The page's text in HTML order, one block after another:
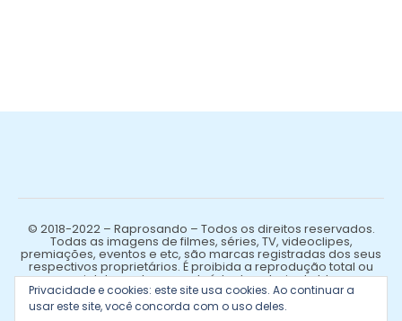
© 2018-2022 – Raprosando – Todos os direitos reservados.
Todas as imagens de filmes, séries, TV, videoclipes,
premiações, eventos e etc, são marcas registradas dos seus
respectivos proprietários. É proibida a reprodução total ou
parcial de qualquer conteúdo de autoria do blog.
Privacidade e cookies: este site usa cookies. Ao continuar a
usar este site, você concorda com o uso deles.